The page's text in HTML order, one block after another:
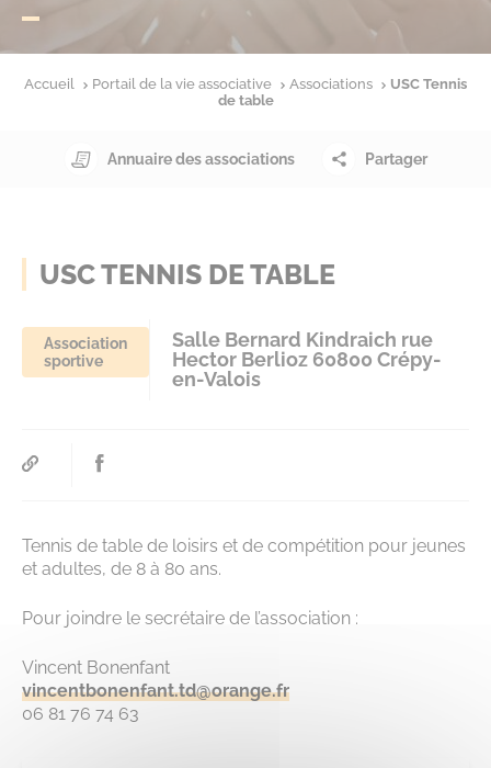
Accueil Portail de la vie associative Associations
USC Tennis
de table
Annuaire des associations Partager
USC TENNIS DE TABLE
Association
sportive
Salle Bernard Kindraich rue
Hector Berlioz 60800 Crépy-
en-Valois
Tennis de table de loisirs et de compétition pour jeunes
et adultes, de 8 à 80 ans.
Pour joindre le secrétaire de l’association :
Vincent Bonenfant
vincentbonenfant.td@orange.fr
06 81 76 74 63